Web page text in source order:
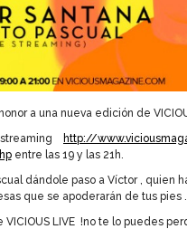
a una nueva edición de
streaming
http://
entre las 19 y las 21h.
dándole paso a Víctor , quien
que se apoderarán de tus pies .
LIVE !no te lo puedes